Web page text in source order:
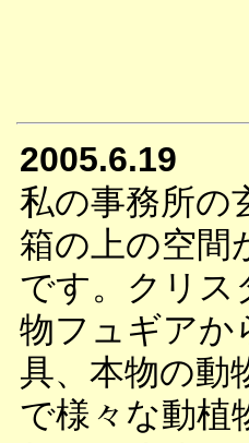
2005.6.19
私の事務所の
箱の上の空間
です。クリス
物フュギアか
具、本物の動
で様々な動植